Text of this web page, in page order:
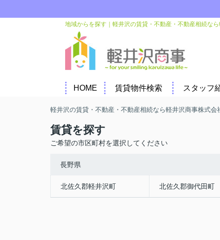
地域からを探す｜軽井沢の賃貸・不動産・不動産相続な
HOME 賃貸物件検索 スタッフ
軽井沢の賃貸・不動産・不動産相続なら軽井沢商事株式会
賃貸を探す
ご希望の市区町村を選択してください
長野県
北佐久郡軽井沢町 北佐久郡御代田町